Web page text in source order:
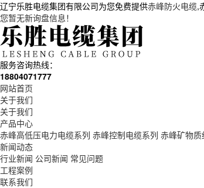
辽宁乐胜电缆集团有限公司为您免费提供赤峰防火电缆,
您暂无新询盘信息！
服务咨询热线：
18804071777
网站首页
关于我们
关于我们
产品中心
赤峰高低压电力电缆系列 赤峰控制电缆系列 赤峰矿物
新闻动态
行业新闻 公司新闻 常见问题
工程案例
联系我们